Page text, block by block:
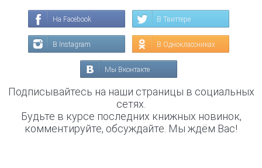
На Facebook В Твиттере
В Instagram В Одноклассниках
Мы Вконтакте
Подписывайтесь на наши страницы в социальных
сетях.
Будьте в курсе последних книжных новинок,
комментируйте, обсуждайте. Мы ждём Вас!